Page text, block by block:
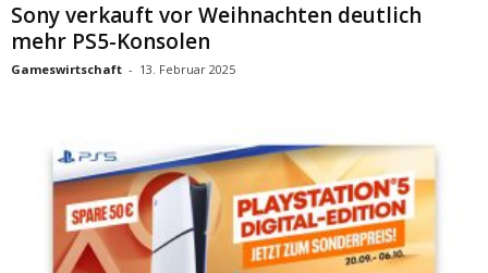
Sony verkauft vor Weihnachten deutlich
mehr PS5-Konsolen
Gameswirtschaft - 13. Februar 2025